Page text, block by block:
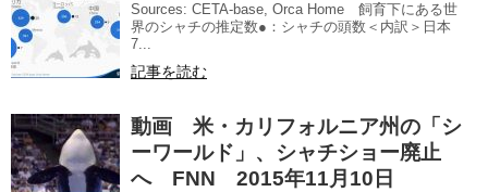
Sources: CETA-base, Orca Home 飼育下にある世
界のシャチの推定数●：シャチの頭数＜内訳＞日本
7...
記事を読む
動画 米・カリフォルニア州の「シ
ーワールド」、シャチショー廃止
へ FNN 2015年11月10日